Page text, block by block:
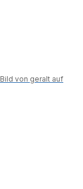
Bild von geralt auf